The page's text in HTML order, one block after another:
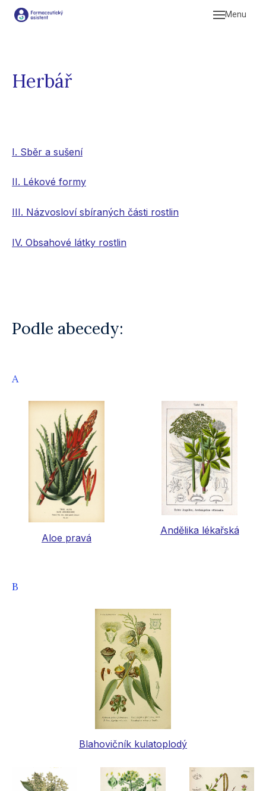
Menu
Herbář
I. Sběr a sušení
II. Lékové formy
III. Názvosloví sbíraných části rostlin
IV. Obsahové látky rostlin
Podle abecedy:
A
Aloe pravá
Andělika lékařská
B
Blahovičník kulatoplodý